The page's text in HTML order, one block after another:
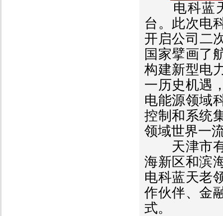
电科蓝
台。此次电
开启公司二
国家擘画了
构建新型电
一历史机遇
电能源领域
控制和系统
领域世界一
天津市有
海新区和滨
电科蓝天老
作伙伴、金
式。